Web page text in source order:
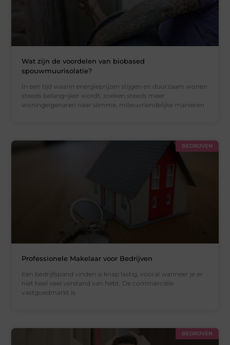
Wat zijn de voordelen van biobased
spouwmuurisolatie?
In een tijd waarin energieprijzen stijgen en duurzaam wonen
steeds belangrijker wordt, zoeken steeds meer
woningeigenaren naar slimme, milieuvriendelijke manieren
BEDRIJVEN
Professionele Makelaar voor Bedrijven
Een bedrijfspand vinden is knap lastig, vooral wanneer je er
niet heel veel verstand van hebt. De commerciële
vastgoedmarkt is
BEDRIJVEN